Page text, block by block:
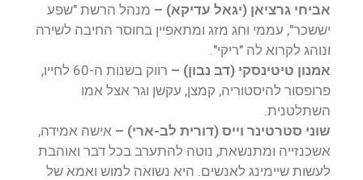
אביחי גרציאן (יגאל עדיקא) – מנהל הרשת "שפע
יששכר", עממי וחג מזג ומתאפיין בחוסר החיבה לשירה
ונוהג לקרוא לה "ריקי".
אמנון טיטינסקי (דב נבון) –
רווק בשנות ה-60 לחייו,
פרופסור להיסטוריה, קמצן, עקשן וגר אצל אמו
השתלטנית.
שוני סטרטינר וייס (דורית לב-ארי) – אישה אמידה,
אשכנזייה ומתנשאת, נוטה להתערב בכל דבר ואוהבת
לעשות שיימינג לאנשים. היא נשואה למוש ואמא של